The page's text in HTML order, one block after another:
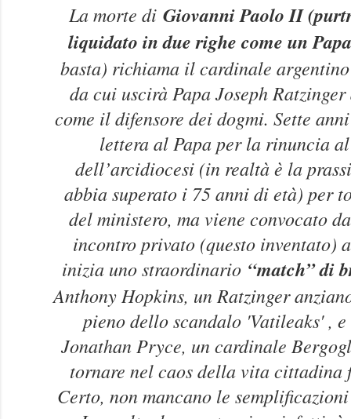
La morte di Giovanni Paolo II
liquidato in due righe come un
basta) richiama il cardinale
da cui uscirà Papa Joseph
come il difensore dei dogmi. Sette
lettera al Papa per la rinuncia
dell’arcidiocesi (in realtà è la
abbia superato i 75 anni di età) per
del ministero, ma viene convocato
incontro privato (questo inventato)
inizia uno straordinario“match” di
Anthony Hopkins, un Ratzinger
pieno dello scandalo 'Vatileaks' ,
Jonathan Pryce, un cardinale
tornare nel caos della vita cittadina
Certo, non mancano le